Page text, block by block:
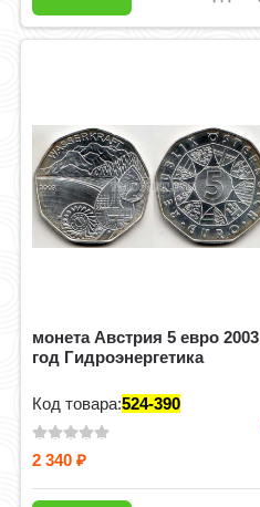
монета Австрия 5 евро 2003
год Гидроэнергетика
Код товара:524-390
2 340₽